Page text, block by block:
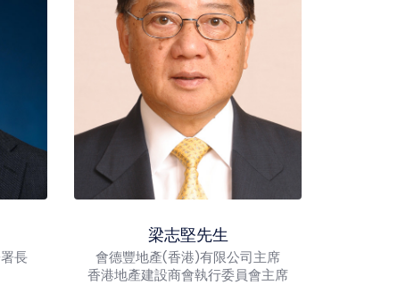
長
梁志堅先生
會德豐地產(香港)有限公司主席
香港地產建設商會執行委員會主席